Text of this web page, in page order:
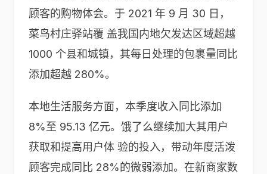
顾客的购物体会。于 2021 年 9 月 30 日，
菜鸟村庄驿站覆 盖我国内地欠发达区域超越
1000 个县和城镇，其每日处理的包裹量同比
添加超越 280%。
本地生活服务方面，本季度收入同比添加
8%至 95.13 亿元。饿了么继续加大其用户
获取和提高用户体 验的投入，带动年度活泼
顾客完成同比 28%的微弱添加。在新商家数